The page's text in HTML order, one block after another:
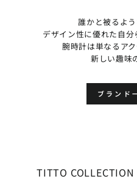
誰かと被るよう
デザイン性に優れた自分
腕時計は単なるア
新しい趣味
ブランド
TITTO COLLECTION